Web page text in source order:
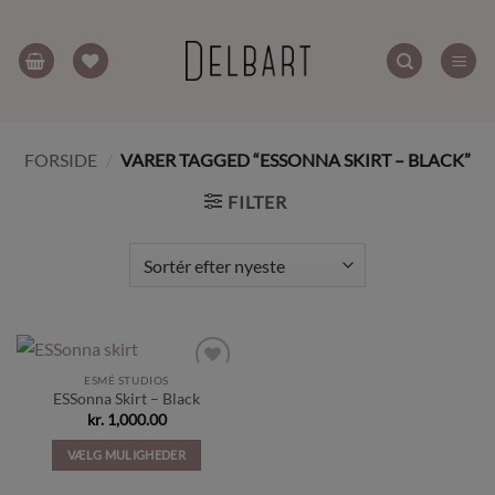
indhold
FORSIDE / VARER TAGGED “ESSONNA SKIRT – BLACK”
FILTER
ønskeliste
ESMÉ STUDIOS
ESSonna Skirt – Black
kr.1,000.00
VÆLG MULIGHEDER